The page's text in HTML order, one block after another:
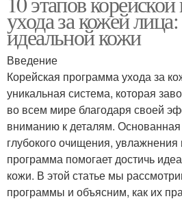
ухода за кожей
идеальной кожи
Введение
Корейская программа ухода за
уникальная система, которая
во всем мире благодаря своей
вниманию к деталям.
глубокого очищения,
программа помогает достичь
кожи. В этой статье мы
программы и объясним, как их